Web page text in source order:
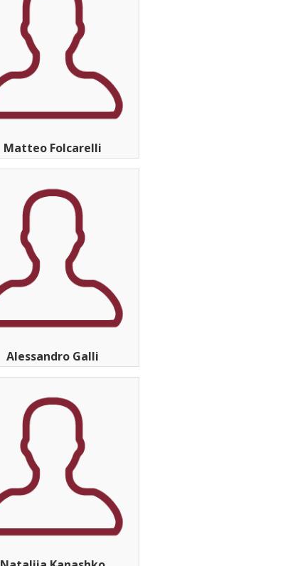
Matteo Folcarelli
Alessandro Galli